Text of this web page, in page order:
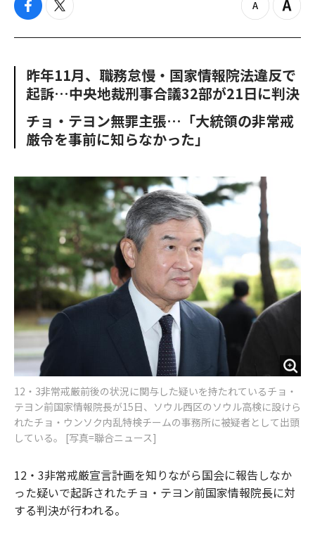
f
c
o
o
k
t
i
e
r
z
o
u
t
Z
o
n
昨年11月、職務怠慢・国家情報院法違反で
起訴…中央地裁刑事合議32部が21日に判決
チョ・テヨン無罪主張…「大統領の非常戒
厳令を事前に知らなかった」
12・3非常戒厳前後の状況に関与した疑いを持たれているチョ・
テヨン前国家情報院長が15日、ソウル西区のソウル高検に設けら
れたチョ・ウンソク内乱特検チームの事務所に被疑者として出頭
している。 [写真=聯合ニュース]
12・3非常戒厳宣言計画を知りながら国会に報告しなか
った疑いで起訴されたチョ・テヨン前国家情報院長に対
する判決が行われる。